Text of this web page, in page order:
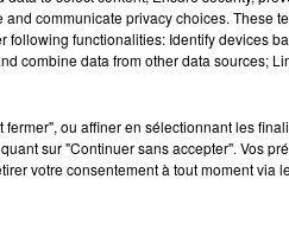
communicate privacy choices. These
following functionalities: Identify devices
combine data from other data sources;
ou affiner en sélectionnant les
sur "Continuer sans accepter". Vos
votre consentement à tout moment via